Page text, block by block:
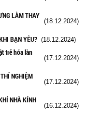
LÀM THAY
(18.12.2024)
BẠN YÊU? (18.12.2024)
trẻ hóa làn
(17.12.2024)
NGHIỆM
(17.12.2024)
NHÀ KÍNH
(16.12.2024)